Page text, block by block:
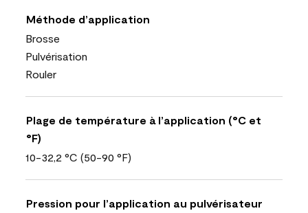
Méthode d’application
Brosse
Pulvérisation
Rouler
Plage de température à l’application (°C et
°F)
10-32,2 °C (50-90 °F)
Pression pour l’application au pulvérisateur